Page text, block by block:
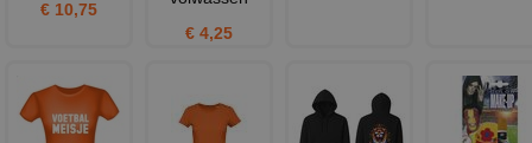
€ 10,75
€ 4,25